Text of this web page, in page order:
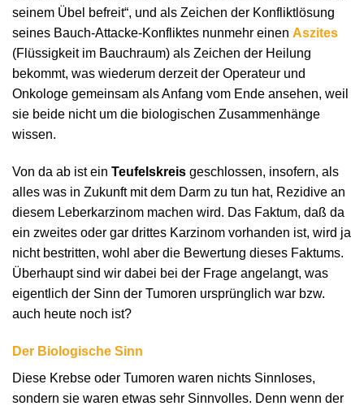
seinem Übel befreit“, und als Zeichen der Konfliktlösung
seines Bauch-Attacke-Konfliktes nunmehr einen Aszites
(Flüssigkeit im Bauchraum) als Zeichen der Heilung
bekommt, was wiederum derzeit der Operateur und
Onkologe gemeinsam als Anfang vom Ende ansehen, weil
sie beide nicht um die biologischen Zusammenhänge
wissen.
Von da ab ist ein Teufelskreis geschlossen, insofern, als
alles was in Zukunft mit dem Darm zu tun hat, Rezidive an
diesem Leberkarzinom machen wird. Das Faktum, daß da
ein zweites oder gar drittes Karzinom vorhanden ist, wird ja
nicht bestritten, wohl aber die Bewertung dieses Faktums.
Überhaupt sind wir dabei bei der Frage angelangt, was
eigentlich der Sinn der Tumoren ursprünglich war bzw.
auch heute noch ist?
Der Biologische Sinn
Diese Krebse oder Tumoren waren nichts Sinnloses,
sondern sie waren etwas sehr Sinnvolles. Denn wenn der